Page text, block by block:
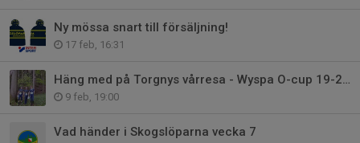
Ny mössa snart till försäljning!
17 feb, 16:31
Häng med på Torgnys vårresa - Wyspa O-cup 19-24/3
9 feb, 19:00
Vad händer i Skogslöparna vecka 7